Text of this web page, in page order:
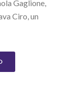
Gaglione,
Ciro, un